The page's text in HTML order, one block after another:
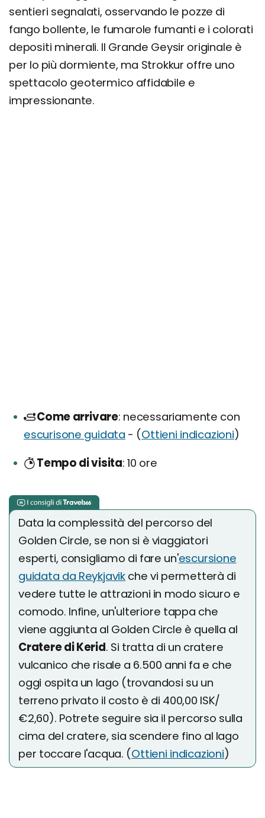
sentieri segnalati, osservando le pozze di
fango bollente, le fumarole fumanti e i colorati
depositi minerali. Il Grande Geysir originale è
per lo più dormiente, ma Strokkur offre uno
spettacolo geotermico affidabile e
impressionante.
Come arrivare necessariamente con
escurisone guidata - (Ottieni indicazioni)
Tempo di visita 10 ore
Data la complessità del percorso del
Golden Circle, se non si è viaggiatori
esperti, consigliamo di fare un'escursione
guidata da Reykjavik che vi permetterà di
vedere tutte le attrazioni in modo sicuro e
comodo. Infine, un'ulteriore tappa che
viene aggiunta al Golden Circle è quella al
Cratere di Kerid. Si tratta di un cratere
vulcanico che risale a 6.500 anni fa e che
oggi ospita un lago (trovandosi su un
terreno privato il costo è di 400,00 ISK/
€2,60). Potrete seguire sia il percorso sulla
cima del cratere, sia scendere fino al lago
per toccare l'acqua. (Ottieni indicazioni)